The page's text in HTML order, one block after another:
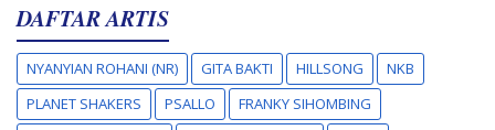
DAFTAR ARTIS
NYANYIAN ROHANI (NR) GITA BAKTI HILLSONG
NKB
PLANET SHAKERS
PSALLO
FRANKY SIHOMBING